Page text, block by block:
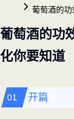
葡萄酒的
葡萄酒的功
化你要知道
开篇